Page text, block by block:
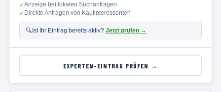
✓Anzeige bei lokalen Suchanfragen
✓ Direkte Anfragen von Kaufinteressenten
🔍 Ist Ihr Eintrag bereits aktiv? Jetzt prüfen →
EXPERTEN-EINTRAG PRÜFEN →